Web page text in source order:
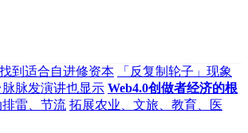
到适合自进修资本
「反复制轮子」现象
脉发演讲也显示 Web4.0创做者经济的根
雷、节流 拓展农业、文旅、教育、医